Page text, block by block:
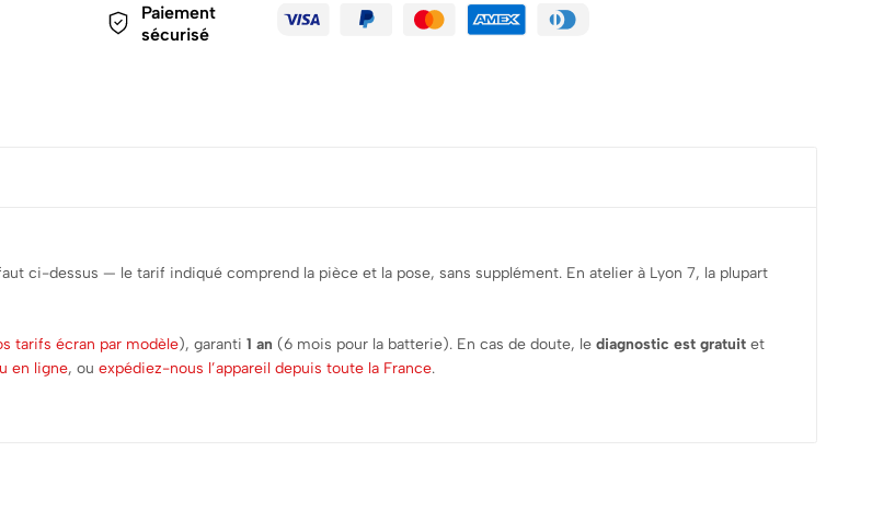
Paiement
sécurisé
ci-dessus — le tarif indiqué comprend la pièce et la pose, sans supplément. En atelier à Lyon 7, la plupart
tarifs écran par modèle), garanti 1 an (6 mois pour la batterie). En cas de doute, le diagnostic est gratuit et
en ligne, ou expédiez-nous l’appareil depuis toute la France.